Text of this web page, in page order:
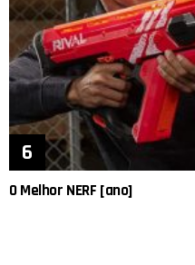
O Melhor NERF [ano]